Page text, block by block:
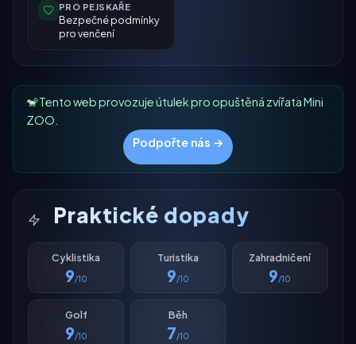
PRO PEJSKAŘE
Bezpečné podmínky
pro venčení
🐒 Tento web provozuje útulek pro opuštěná zvířata Mini
ZOO.
Podpořte nás →
Praktické dopady
Cyklistika
9/10
Turistika
9/10
Zahradničení
9/10
Golf
9/10
Běh
7/10